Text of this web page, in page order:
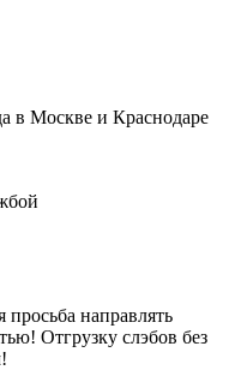
в Москве и Краснодаре
просьба направлять
Отгрузку слэбов без